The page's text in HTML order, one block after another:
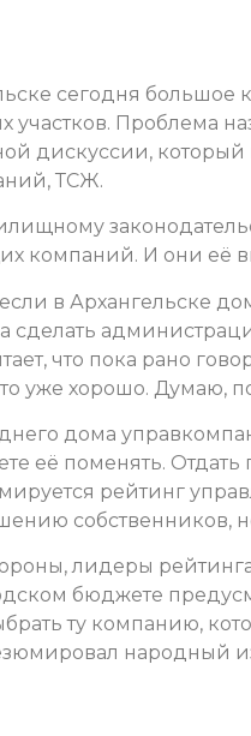
сегодня большое
участков. Проблема
дискуссии, который
ТСЖ.
компаний. И они её
если в Архангельске
сделать
что пока рано
уже хорошо. Думаю,
дома
её поменять.
рейтинг
собственников,
лидеры
бюджете
ту компанию,
народный